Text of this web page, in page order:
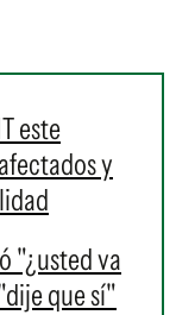
este
y
"¿usted va
que sí"